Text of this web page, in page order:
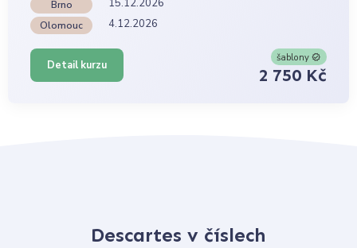
Brno 15.12.2026
Olomouc 4.12.2026
Detail kurzu
šablony
2 750 Kč
Descartes v číslech